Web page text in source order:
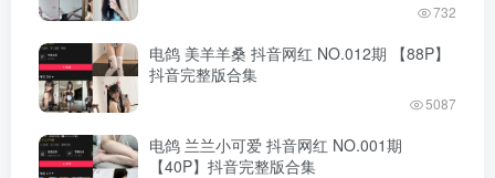
732
电鸽 美羊羊桑 抖音网红 NO.012期 【88P】
抖音完整版合集
5087
电鸽 兰兰小可爱 抖音网红 NO.001期
【40P】抖音完整版合集